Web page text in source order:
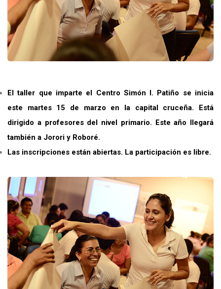
El taller que imparte el Centro Simón I. Patiño se inicia
este martes 15 de marzo en la capital cruceña. Está
dirigido a profesores del nivel primario. Este año llegará
también a Jorori y Roboré.
Las inscripciones están abiertas. La participación es libre.